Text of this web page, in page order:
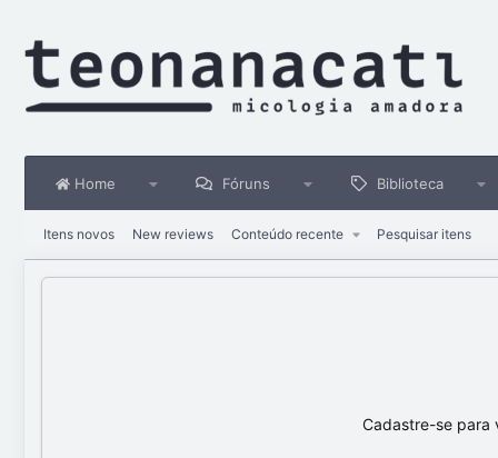
Home Fóruns Biblioteca
Itens novos New reviews Conteúdo recente Pesquisar itens
Cadastre-se para